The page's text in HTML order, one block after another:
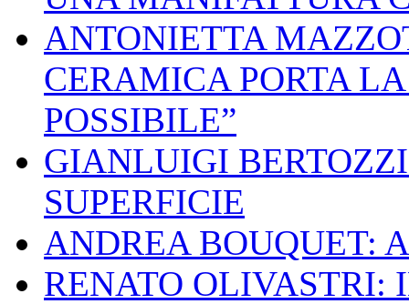
ANTONIETTA
CERAMICA PORTA
POSSIBILE”
GIANLUIGI
SUPERFICIE
ANDREA BOUQUET:
RENATO OLIVASTRI: